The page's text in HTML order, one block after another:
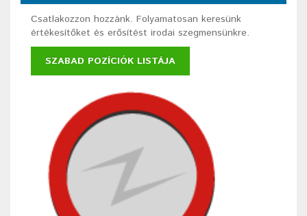
Csatlakozzon hozzánk. Folyamatosan keresünk
értékesítőket és erősítést irodai szegmensünkre.
SZABAD POZÍCIÓK LISTÁJA